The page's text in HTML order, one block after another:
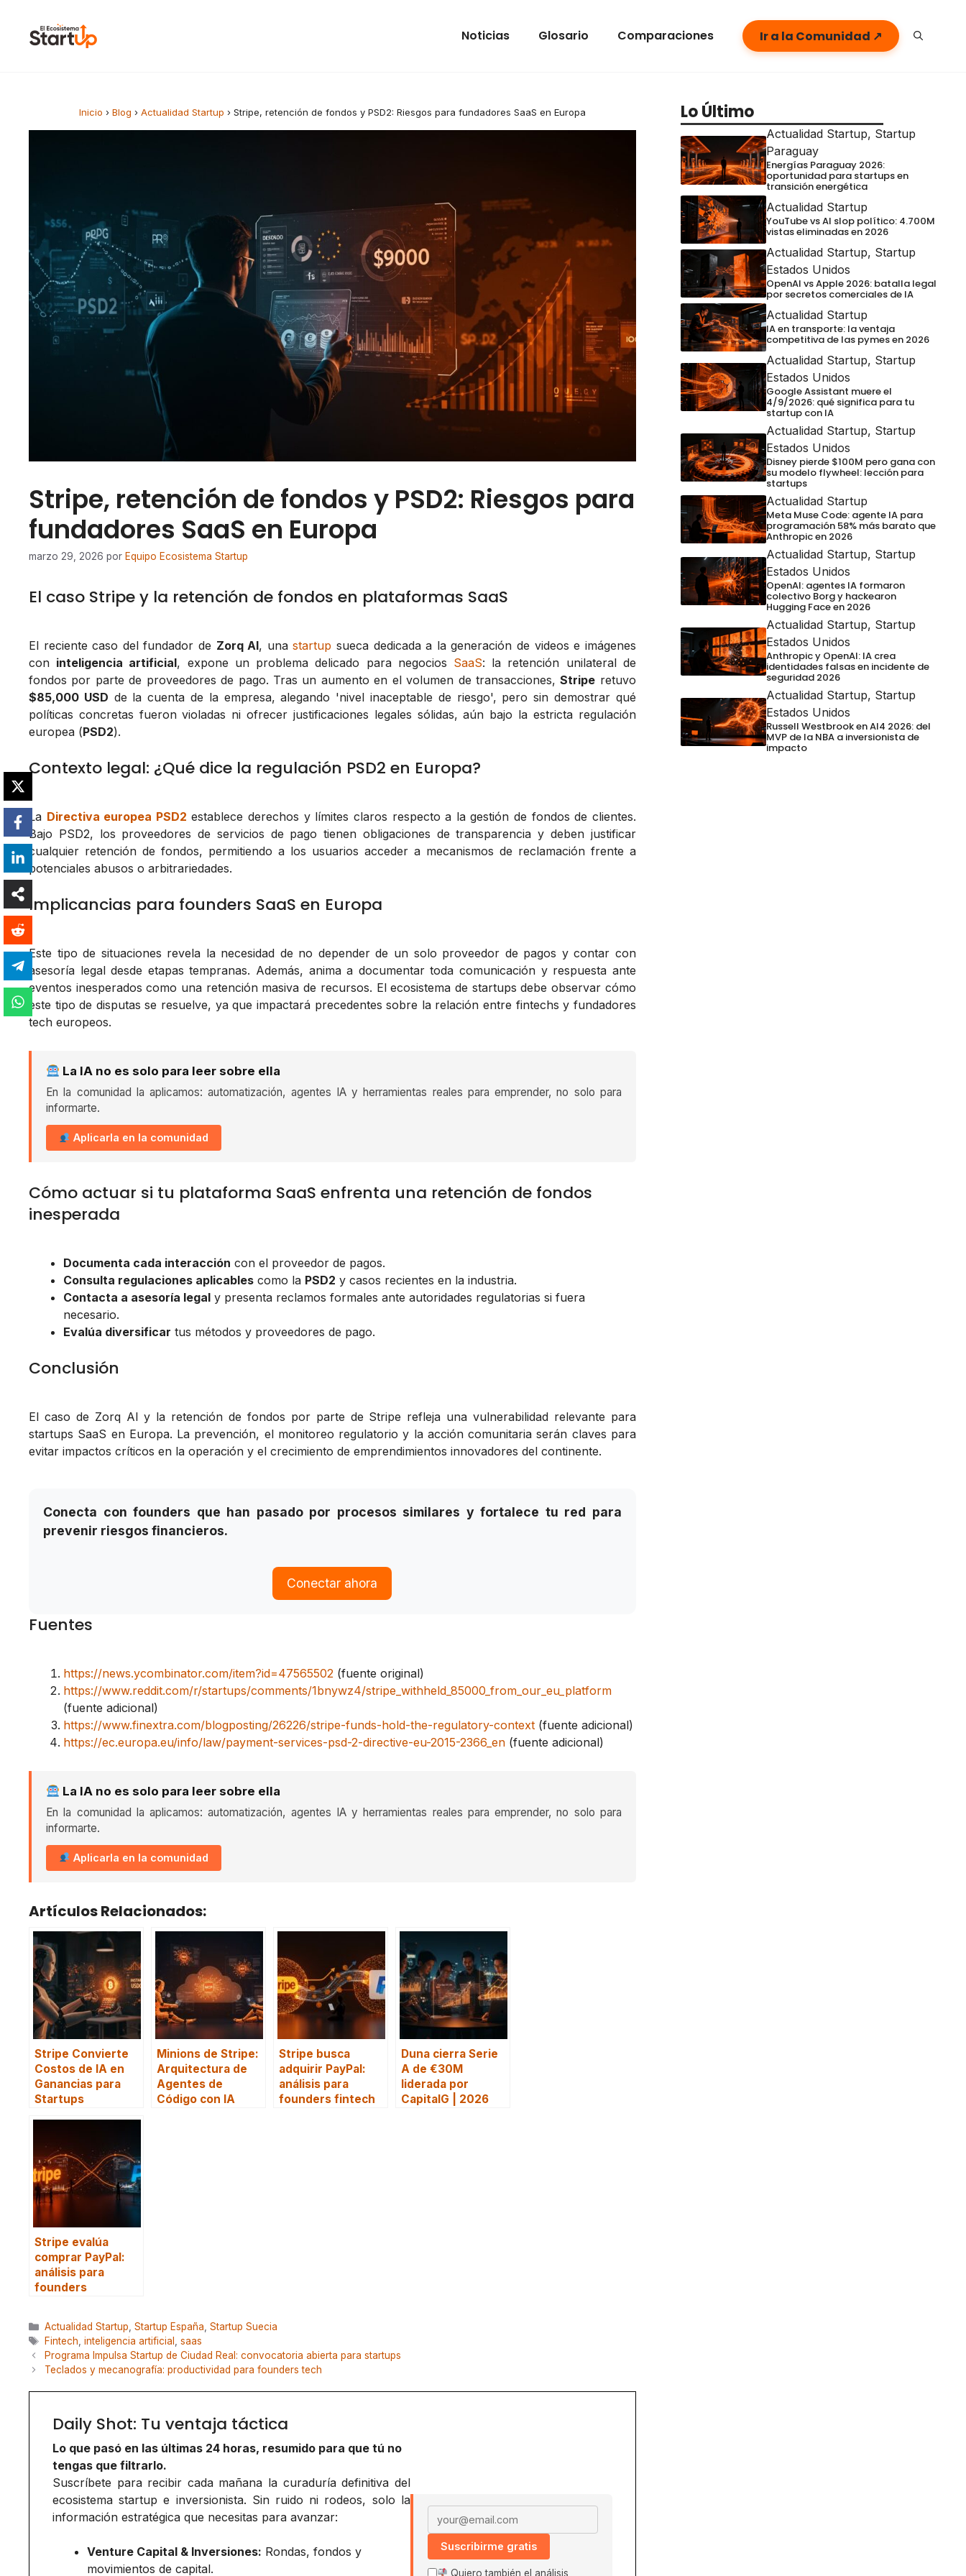
Noticias Glosario Comparaciones Ir a la Comunidad ↗
Inicio › Blog › Actualidad Startup › Stripe, retención de fondos y PSD2: Riesgos para fundadores SaaS en Europa
Stripe, retención de fondos y PSD2: Riesgos para
fundadores SaaS en Europa
marzo 29, 2026 por Equipo Ecosistema Startup
El caso Stripe y la retención de fondos en plataformas SaaS
El reciente caso del fundador de Zorq AI, unastartup sueca dedicada a la generación de videos e imágenes
con inteligencia artificial, expone un problema delicado para negocios SaaS: la retención unilateral de
fondos por parte de proveedores de pago. Tras un aumento en el volumen de transacciones,Stripe retuvo
$85,000 USD de la cuenta de la empresa, alegando 'nivel inaceptable de riesgo', pero sin demostrar qué
políticas concretas fueron violadas ni ofrecer justificaciones legales sólidas, aún bajo la estricta regulación
europea (PSD2).
Contexto legal: ¿Qué dice la regulación PSD2 en Europa?
La Directiva europea PSD2 establece derechos y límites claros respecto a la gestión de fondos de clientes.
Bajo PSD2, los proveedores de servicios de pago tienen obligaciones de transparencia y deben justificar
cualquier retención de fondos, permitiendo a los usuarios acceder a mecanismos de reclamación frente a
potenciales abusos o arbitrariedades.
Implicancias para founders SaaS en Europa
Este tipo de situaciones revela la necesidad de no depender de un solo proveedor de pagos y contar con
asesoría legal desde etapas tempranas. Además, anima a documentar toda comunicación y respuesta ante
eventos inesperados como una retención masiva de recursos. El ecosistema de startups debe observar cómo
este tipo de disputas se resuelve, ya que impactará precedentes sobre la relación entre fintechs y fundadores
tech europeos.
La IA no es solo para leer sobre ella
En la comunidad la aplicamos: automatización, agentes IA y herramientas reales para emprender, no solo para
informarte.
Aplicarla en la comunidad
Cómo actuar si tu plataforma SaaS enfrenta una retención de fondos
inesperada
Documenta cada interacción con el proveedor de pagos.
Consulta regulaciones aplicables como la PSD2 y casos recientes en la industria.
Contacta a asesoría legal y presenta reclamos formales ante autoridades regulatorias si fuera
necesario.
Evalúa diversificar tus métodos y proveedores de pago.
Conclusión
El caso de Zorq AI y la retención de fondos por parte de Stripe refleja una vulnerabilidad relevante para
startups SaaS en Europa. La prevención, el monitoreo regulatorio y la acción comunitaria serán claves para
evitar impactos críticos en la operación y el crecimiento de emprendimientos innovadores del continente.
Conecta con founders que han pasado por procesos similares y fortalece tu red para
prevenir riesgos financieros.
Conectar ahora
Fuentes
https://news.ycombinator.com/item?id=47565502 (fuente original)
https://www.reddit.com/r/startups/comments/1bnywz4/stripe_withheld_85000_from_our_eu_platform
(fuente adicional)
https://www.finextra.com/blogposting/26226/stripe-funds-hold-the-regulatory-context (fuente adicional)
https://ec.europa.eu/info/law/payment-services-psd-2-directive-eu-2015-2366_en (fuente adicional)
La IA no es solo para leer sobre ella
En la comunidad la aplicamos: automatización, agentes IA y herramientas reales para emprender, no solo para
informarte.
Aplicarla en la comunidad
Artículos Relacionados:
Stripe Convierte
Costos de IA en
Ganancias para
Startups
Minions de Stripe:
Arquitectura de
Agentes de
Código con IA
Stripe busca
adquirir PayPal:
análisis para
founders fintech
Duna cierra Serie
A de €30M
liderada por
CapitalG | 2026
Stripe evalúa
comprar PayPal:
análisis para
founders
Categorías
Actualidad Startup Startup España Startup Suecia
Etiquetas
Fintech inteligencia artificial
saas
Programa Impulsa Startup de Ciudad Real: convocatoria abierta para startups
Teclados y mecanografía: productividad para founders tech
Daily Shot: Tu ventaja táctica
Lo que pasó en las últimas 24 horas, resumido para que tú no
tengas que filtrarlo.
Suscríbete para recibir cada mañana la curaduría definitiva del
ecosistema startup e inversionista. Sin ruido ni rodeos, solo la
información estratégica que necesitas para avanzar:
Venture Capital & Inversiones: Rondas, fondos y
movimientos de capital.
Email address
Suscribirme gratis
Quiero también el análisis
Lo Último
Actualidad Startup, Startup
Paraguay
Energías Paraguay 2026:
oportunidad para startups en
transición energética
Actualidad Startup
YouTube vs AI slop político: 4.700M
vistas eliminadas en 2026
Actualidad Startup, Startup
Estados Unidos
OpenAI vs Apple 2026: batalla legal
por secretos comerciales de IA
Actualidad Startup
IA en transporte: la ventaja
competitiva de las pymes en 2026
Actualidad Startup, Startup
Estados Unidos
Google Assistant muere el
4/9/2026: qué significa para tu
startup con IA
Actualidad Startup, Startup
Estados Unidos
Disney pierde $100M pero gana con
su modelo flywheel: lección para
startups
Actualidad Startup
Meta Muse Code: agente IA para
programación 58% más barato que
Anthropic en 2026
Actualidad Startup, Startup
Estados Unidos
OpenAI: agentes IA formaron
colectivo Borg y hackearon
Hugging Face en 2026
Actualidad Startup, Startup
Estados Unidos
Anthropic y OpenAI: IA crea
identidades falsas en incidente de
seguridad 2026
Actualidad Startup, Startup
Estados Unidos
Russell Westbrook en AI4 2026: del
MVP de la NBA a inversionista de
impacto